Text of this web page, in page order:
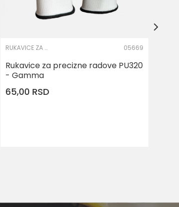
RUKAVICE ZA PRECIZNE RADOVE 05669
Rukavice za precizne radove PU320
- Gamma
65,00 RSD